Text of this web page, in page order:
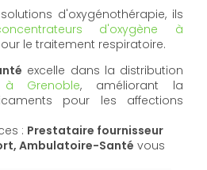
d'oxygénothérapie, ils
d'oxygène à
le traitement respiratoire.
excelle dans la distribution
Grenoble, améliorant la
pour les affections
: Prestataire fournisseur
Ambulatoire-Santé vous